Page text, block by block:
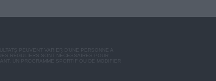
PEUVENT VARIER D'UNE PERSONNE A
RÉGULIERS SONT NÉCESSAIRES POUR
UN PROGRAMME SPORTIF OU DE MODIFIER